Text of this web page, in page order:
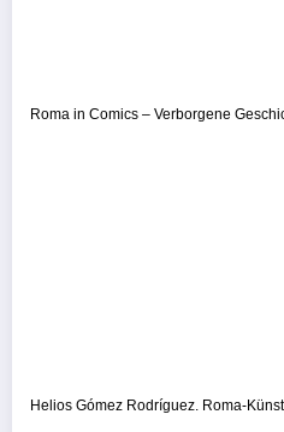
Roma in Comics – Verborgene
Helios Gómez Rodríguez. Roma-